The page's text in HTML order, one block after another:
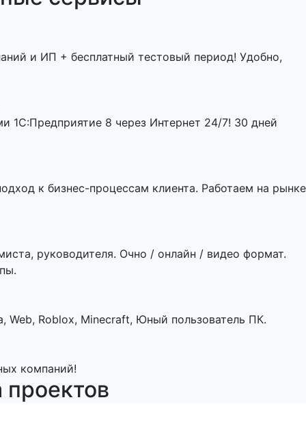
и ИП + бесплатный тестовый период! Удобно,
1С:Предприятие 8 через Интернет 24/7! 30 дней
к бизнес-процессам клиента. Работаем на рынке
руководителя. Очно / онлайн / видео формат.
Roblox, Minecraft, Юный пользователь ПК.
компаний!
проектов